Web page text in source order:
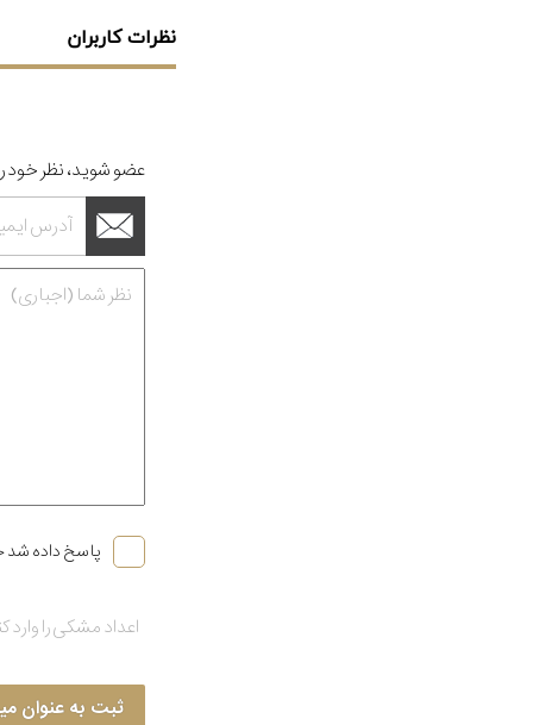
نظرات کاربران
عضو شوید، نظر خود
پاسخ داده شد
ثبت به عنوان